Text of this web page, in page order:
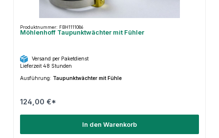
Produktnummer: FBH1111086
Möhlenhoff Taupunktwächter mit Fühler
Versand per Paketdienst
Lieferzeit 48 Stunden
Ausführung: Taupunktwächter mit Fühle
124,00 €*
In den Warenkorb